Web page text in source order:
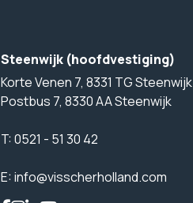
Steenwijk (hoofdvestiging)
Korte Venen 7, 8331 TG Steenwijk
Postbus 7, 8330 AA Steenwijk
T:0521 - 51 30 42
E:info@visscherholland.com